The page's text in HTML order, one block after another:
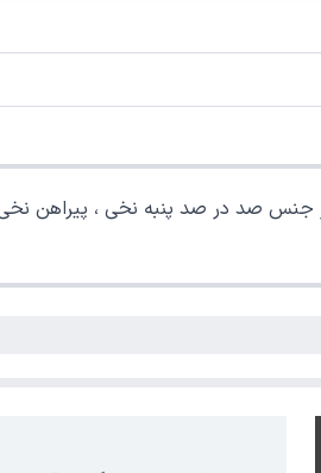
، بدون جیب ، یقه برگردان دکمه دار ، مدل رگولار معمولی.